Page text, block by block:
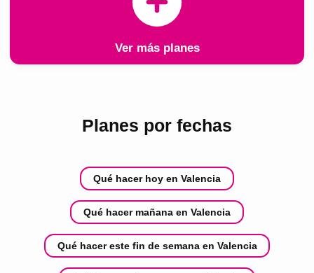
Ver más planes
Planes por fechas
Qué hacer hoy en Valencia
Qué hacer mañana en Valencia
Qué hacer este fin de semana en Valencia